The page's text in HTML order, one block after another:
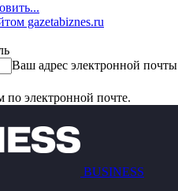
gazetabiznes.ru
Ваш адрес электронной почты
по электронной почте.
BUSINESS